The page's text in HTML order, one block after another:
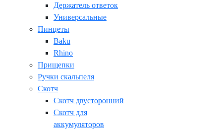
Держатель ответок
Универсальные
Пинцеты
Baku
Rhino
Прищепки
Ручки скальпеля
Скотч
Скотч двусторонний
Скотч для
аккумуляторов